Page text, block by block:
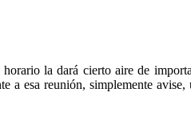
la dará cierto aire de
a esa reunión, simplemente